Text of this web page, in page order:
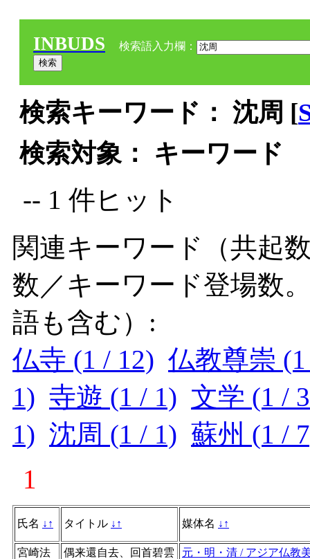
INBUDS 検索語入力欄：
検索キーワード： 沈周 [
検索対象： キーワード
-- 1 件ヒット
関連キーワード（共起
数／キーワード登場数
語も含む）:
仏寺 (1 / 12) 仏教尊崇
1) 寺遊 (1 / 1) 文学 (1 /
1) 沈周 (1 / 1) 蘇州 (1 /
1
氏名 ↓ ↑ タイトル ↓ ↑ 媒体名 ↓ ↑
宮崎法
偶来還自去、回首碧雲
元・明・清 / アジア仏教